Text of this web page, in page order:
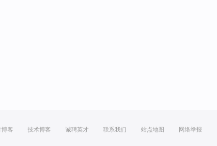
博客 技术博客 诚聘英才 联系我们 站点地图 网络举报